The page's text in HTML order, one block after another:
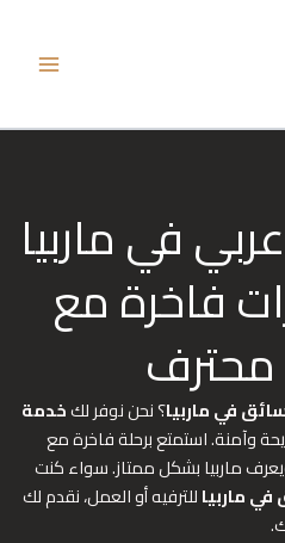
في ماربيا
فاخرة مع
في ماربيا؟ نحن نوفر لكخدمة
وآمنة. استمتع برحلة فاخرة مع
ماربيا بشكل ممتاز. سواء كنت
ماربياللترفيه أو العمل، نقدم لك